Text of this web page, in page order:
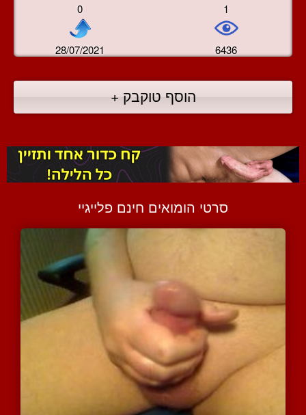
0 1
28/07/2021 6436
הוסף טוקבק +
סרטי הומואים חינם פלייגיי